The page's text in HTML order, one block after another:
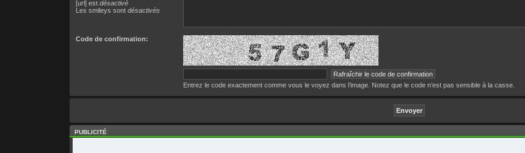
[url] estdésactivé
Les smileys sontdésactivés
Code de confirmation:
Entrez le code exactement comme vous le voyez dans l’image. Notez que le code n’est pas sensible à la casse.
PUBLICITÉ